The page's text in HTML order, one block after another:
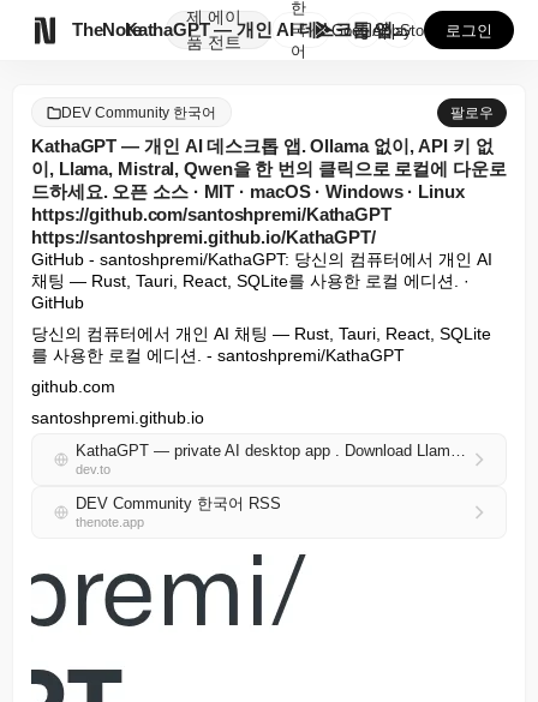
TheNote
제
품
에이
전트
KathaGPT — 개인 AI 데스크톱 앱. Ollam...
한
국
어
GooglePlay
AppStore 로그인
DEV Community 한국어 팔로우
KathaGPT — 개인 AI 데스크톱 앱. Ollama 없이, API 키 없
이, Llama, Mistral, Qwen을 한 번의 클릭으로 로컬에 다운로
드하세요. 오픈 소스 · MIT · macOS · Windows · Linux
https://github.com/santoshpremi/KathaGPT
https://santoshpremi.github.io/KathaGPT/
GitHub - santoshpremi/KathaGPT: 당신의 컴퓨터에서 개인 AI
채팅 — Rust, Tauri, React, SQLite를 사용한 로컬 에디션. ·
GitHub
당신의 컴퓨터에서 개인 AI 채팅 — Rust, Tauri, React, SQLite
를 사용한 로컬 에디션. - santoshpremi/KathaGPT
github.com
santoshpremi.github.io
KathaGPT — private AI desktop app . Download Llama, Mistral, and Qwen locally with one click — no Ollama, no API key. Open Source · MIT · macOS · Windows · Linux https://github.com/santoshpremi/KathaGPT https://santoshpremi.github.io/KathaGPT/
dev.to
DEV Community 한국어 RSS
thenote.app